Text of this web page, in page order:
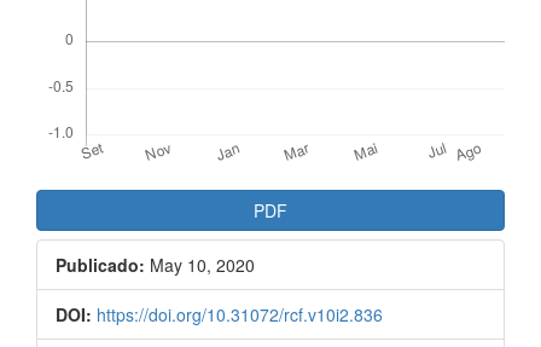
Detalhes
do
artigo
Barra
lateral
de
artigos
PDF
Publicado: May 10, 2020
DOI: https://doi.org/10.31072/rcf.v10i2.836